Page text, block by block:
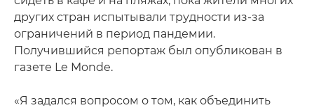
других стран испытывали трудности из-за
ограничений в период пандемии.
Получившийся репортаж был опубликован в
газете Le Monde.
«Я задался вопросом о том, как объединить